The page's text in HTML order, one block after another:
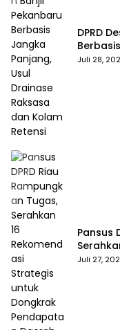
DPRD
Juli 28,
Pansus
Juli 27,